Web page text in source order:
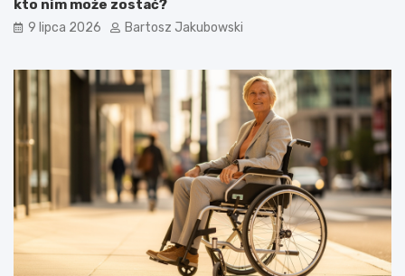
kto nim może zostać?
9 lipca 2026 Bartosz Jakubowski